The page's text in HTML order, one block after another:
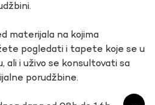
materijala na kojima
pogledati i tapete koje se u
i uživo se konsultovati sa
porudžbine.